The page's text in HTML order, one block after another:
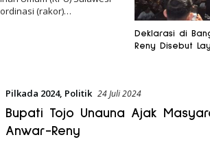
(rakor)…
Deklarasi di
Reny Disebut
Pilkada 2024, Politik 24 Juli 2024
Bupati Tojo Unauna Ajak
Anwar-Reny